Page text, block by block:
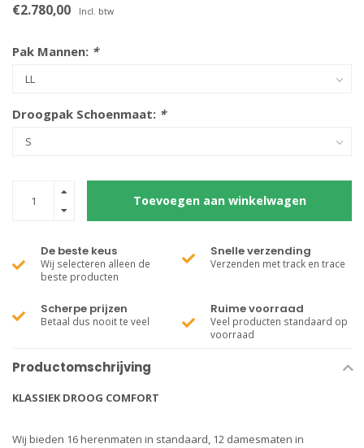
€2.780,00 Incl. btw
Pak Mannen: *
Droogpak Schoenmaat: *
Toevoegen aan winkelwagen
De beste keus
Wij selecteren alleen de
beste producten
Snelle verzending
Verzenden met track en trace
Scherpe prijzen
Betaal dus nooit te veel
Ruime voorraad
Veel producten standaard op
voorraad
Productomschrijving
KLASSIEK DROOG COMFORT
Wij bieden 16 herenmaten in standaard, 12 damesmaten in